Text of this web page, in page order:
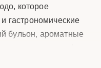
которое
гастрономические
бульон, ароматные
грибов или